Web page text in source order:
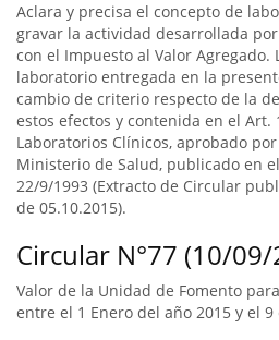
Aclara y precisa el concepto de
gravar la actividad desarrollada
con el Impuesto al Valor
laboratorio entregada en la
cambio de criterio respecto de la
estos efectos y contenida en el Art.
Laboratorios Clínicos, aprobado
Ministerio de Salud, publicado en
22/9/1993 (Extracto de Circular
de 05.10.2015).
Circular N°77 (10/
Valor de la Unidad de Fomento
entre el 1 Enero del año 2015 y el